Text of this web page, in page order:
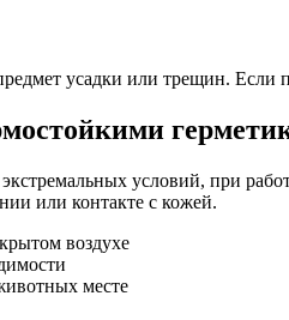
усадки или трещин. Если
условий, при
или контакте с кожей.
воздухе
месте